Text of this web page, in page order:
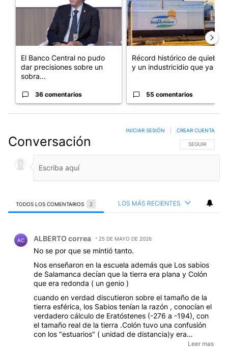
El Banco Central no pudo
dar precisiones sobre un
sobra...
36 comentarios
Récord histórico de quiebras
y un industricidio que ya ...
55 comentarios
Conversación SIGA ESTA
SEGUIR
INICIAR SESIÓN CREAR CUENTA
TODOS LOS COMENTARIOS 2 LOS MÁS RECIENTES
AC ALBERTO correa 25 DE MAYO DE 2026
No se por que se mintió tanto.
Nos enseñaron en la escuela además que Los sabios
de Salamanca decían que la tierra era plana y Colón
que era redonda ( un genio )
cuando en verdad discutieron sobre el tamaño de la
tierra esférica, los Sabios tenían la razón , conocían el
verdadero cálculo de Eratóstenes (-276 a -194), con
el tamaño real de la tierra .Colón tuvo una confusión
con los "estuarios" ( unidad de distancia)y era
considerablemente mas chica, por eso "los sabios"Leer mas